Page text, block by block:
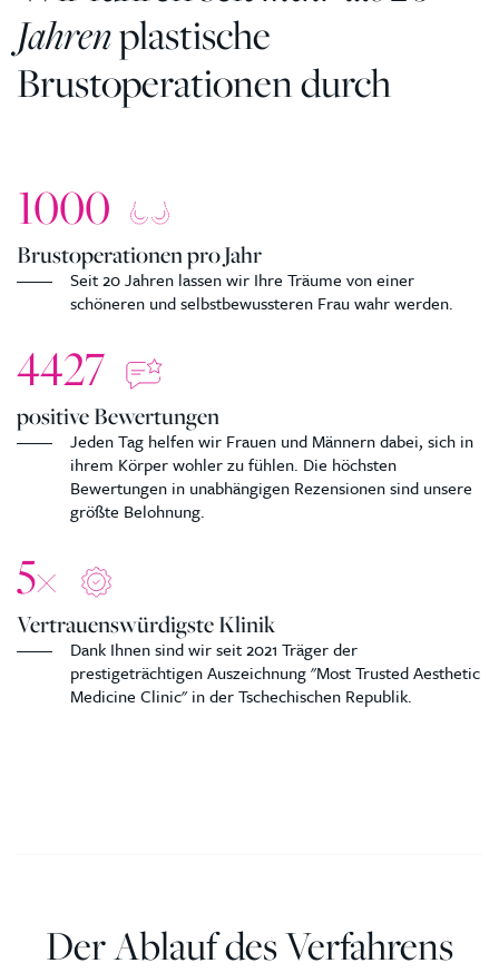
Jahrenplastische
Brustoperationen durch
1000
Brustoperationen pro Jahr
Seit 20 Jahren lassen wir Ihre Träume von einer
schöneren und selbstbewussteren Frau wahr werden.
4427
positive Bewertungen
Jeden Tag helfen wir Frauen und Männern dabei, sich in
ihrem Körper wohler zu fühlen. Die höchsten
Bewertungen in unabhängigen Rezensionen sind unsere
größte Belohnung.
5×
Vertrauenswürdigste Klinik
Dank Ihnen sind wir seit 2021 Träger der
prestigeträchtigen Auszeichnung "Most Trusted Aesthetic
Medicine Clinic" in der Tschechischen Republik.
Der Ablauf des Verfahrens